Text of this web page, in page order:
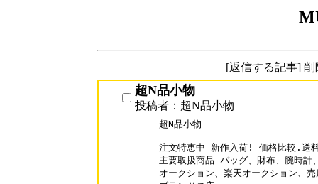
[返信する記事]
超N品小物
投稿者：超N品小物
超N品小物
注文特恵中-新作入荷!-価格比較.送
主要取扱商品 バッグ、財布、腕時計
オークション、楽天オークション、